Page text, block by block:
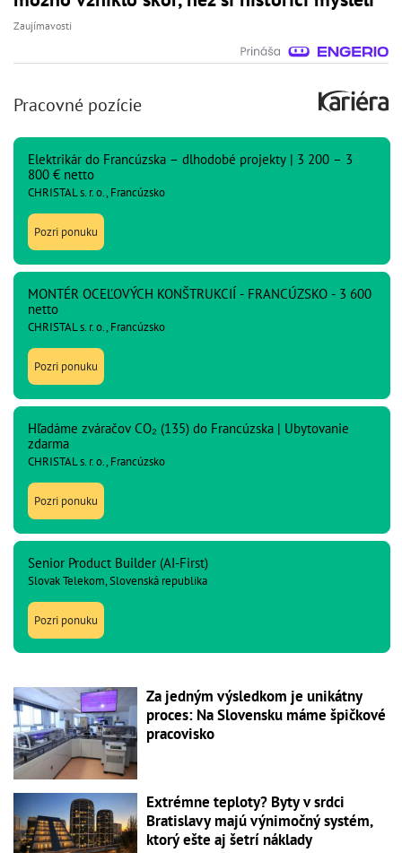
Zaujímavosti
Pracovné pozície
Elektrikár do Francúzska – dlhodobé projekty | 3 200 – 3
800 € netto
CHRISTAL s. r. o., Francúzsko
Pozri ponuku
MONTÉR OCEĽOVÝCH KONŠTRUKCIÍ - FRANCÚZSKO - 3 600
netto
CHRISTAL s. r. o., Francúzsko
Pozri ponuku
Hľadáme zváračov CO₂ (135) do Francúzska | Ubytovanie
zdarma
CHRISTAL s. r. o., Francúzsko
Pozri ponuku
Senior Product Builder (AI-First)
Slovak Telekom, Slovenská republika
Pozri ponuku
Za jedným výsledkom je unikátny
proces: Na Slovensku máme špičkové
pracovisko
Extrémne teploty? Byty v srdci
Bratislavy majú výnimočný systém,
ktorý ešte aj šetrí náklady